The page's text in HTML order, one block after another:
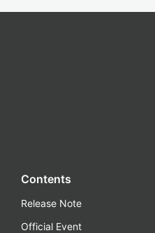
Contents
Release Note
Official Event